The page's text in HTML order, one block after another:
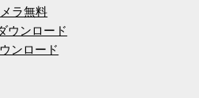
ラ無料
ウンロード
ンロード